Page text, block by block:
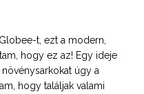
t, ezt a modern,
hogy ez az! Egy ideje
úgy a
hogy találjak valami